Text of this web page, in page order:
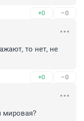
+0 –0
то нет, не
+0 –0
мировая?